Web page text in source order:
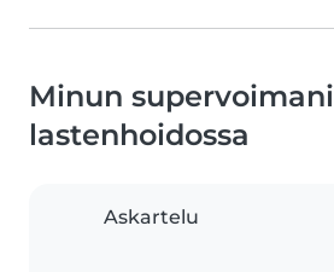
Minun supervoimani
lastenhoidossa
Askartelu